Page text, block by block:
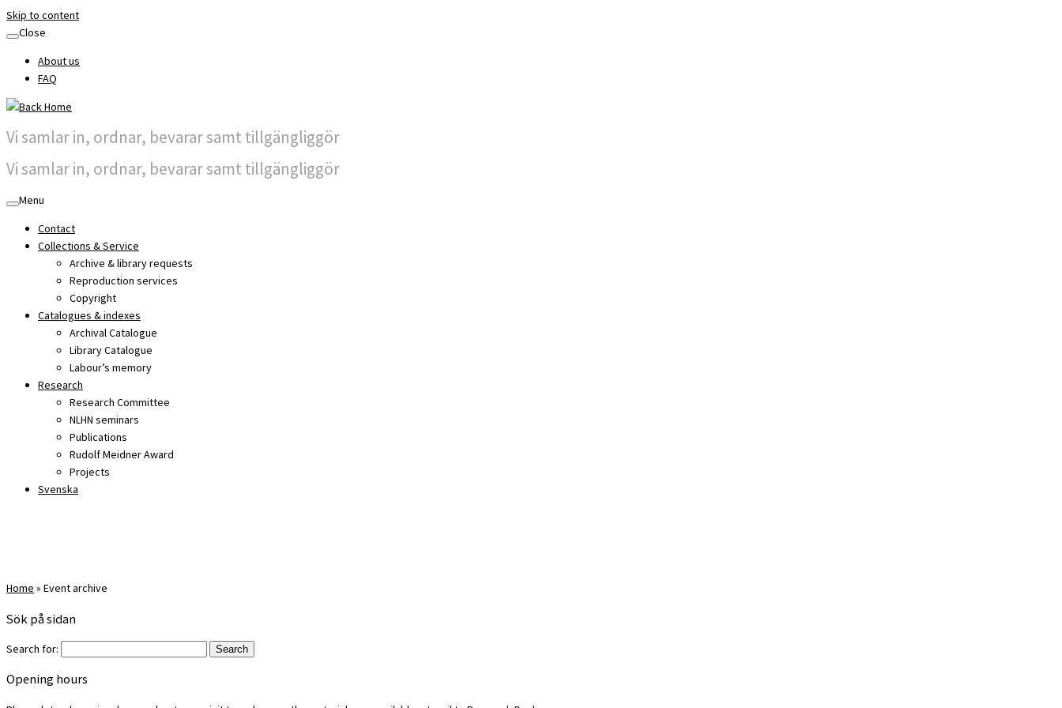
Skip to content
Close
About us
FAQ
Vi samlar in, ordnar, bevarar samt tillgängliggör
Vi samlar in, ordnar, bevarar samt tillgängliggör
Menu
Contact
Collections & Service
Archive & library requests
Reproduction services
Copyright
Catalogues & indexes
Archival Catalogue
Library Catalogue
Labour’s memory
Research
Research Committee
NLHN seminars
Publications
Rudolf Meidner Award
Projects
Svenska
Home » Event archive
Sök på sidan
Search for:
Opening hours